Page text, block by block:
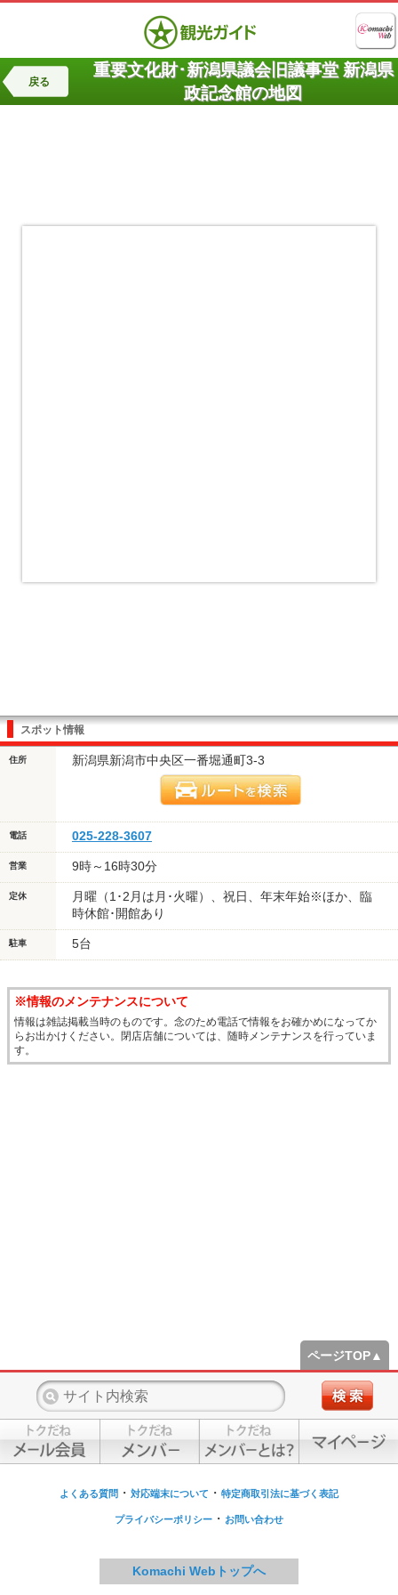
戻る
重要文化財･新潟県議会旧議事堂 新潟県
政記念館の地図
スポット情報
住所 新潟県新潟市中央区一番堀通町3-3
電話 025-228-3607
営業 9時～16時30分
定休
月曜（1･2月は月･火曜）、祝日、年末年始※ほか、臨
時休館･開館あり
駐車 5台
※情報のメンテナンスについて
情報は雑誌掲載当時のものです。念のため電話で情報をお確かめになってか
らお出かけください。閉店店舗については、随時メンテナンスを行っていま
す。
ページTOP▲
よくある質問 ・ 対応端末について ・ 特定商取引法に基づく表記
プライバシーポリシー ・ お問い合わせ
Komachi Webトップへ